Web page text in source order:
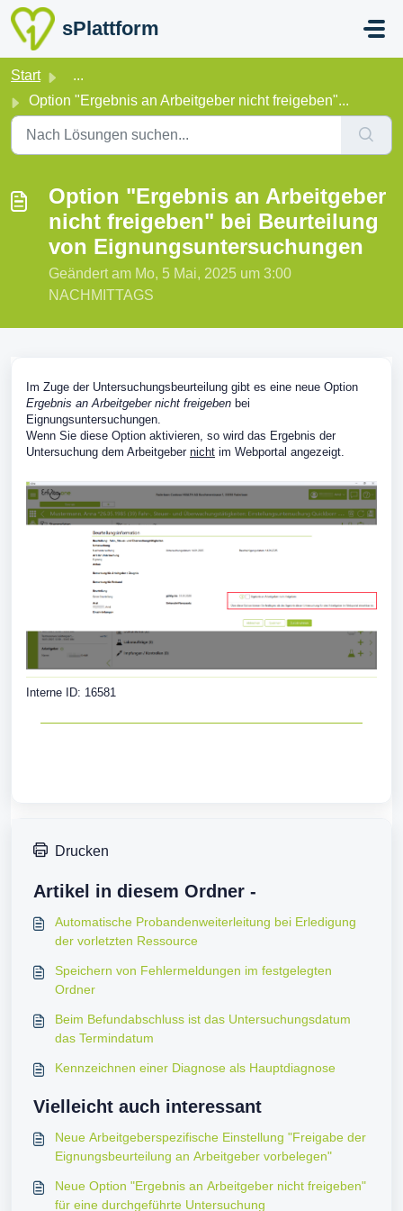
Zum hauptsächlichen Inhalt gehen
sPlattform
Start
...
Option "Ergebnis an Arbeitgeber nicht freigeben"...
Option "Ergebnis an Arbeitgeber
nicht freigeben" bei Beurteilung
von Eignungsuntersuchungen
Geändert am Mo, 5 Mai, 2025 um 3:00
NACHMITTAGS
Im Zuge der Untersuchungsbeurteilung gibt es eine neue Option
Ergebnis an Arbeitgeber nicht freigeben bei
Eignungsuntersuchungen.
Wenn Sie diese Option aktivieren, so wird das Ergebnis der
Untersuchung dem Arbeitgeber nicht im Webportal angezeigt.
Interne ID: 16581
Drucken
Artikel in diesem Ordner -
Automatische Probandenweiterleitung bei Erledigung
der vorletzten Ressource
Speichern von Fehlermeldungen im festgelegten
Ordner
Beim Befundabschluss ist das Untersuchungsdatum
das Termindatum
Kennzeichnen einer Diagnose als Hauptdiagnose
Vielleicht auch interessant
Neue Arbeitgeberspezifische Einstellung "Freigabe der
Eignungsbeurteilung an Arbeitgeber vorbelegen"
Neue Option "Ergebnis an Arbeitgeber nicht freigeben"
für eine durchgeführte Untersuchung